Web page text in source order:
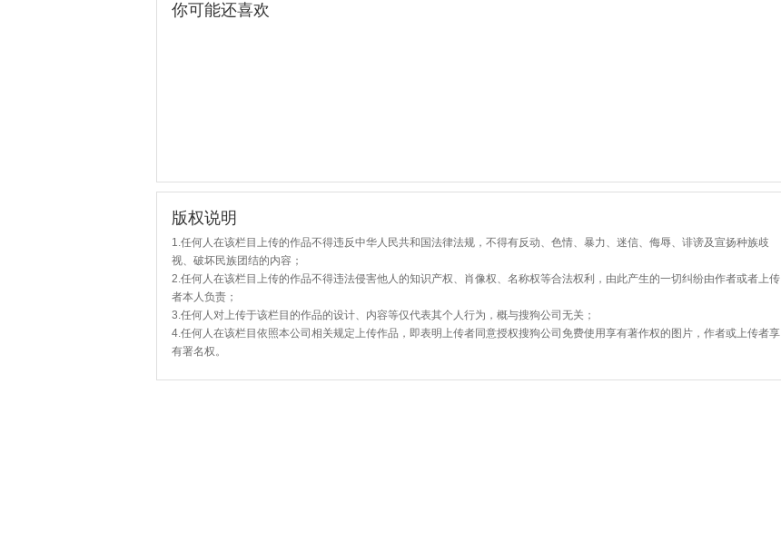
你可能还喜欢
版权说明
1.任何人在该栏目上传的作品不得违反中华人民共和国法律法规，不得有反动、色情、暴力、迷信、侮辱、诽谤及宣扬种族歧
视、破坏民族团结的内容；
2.任何人在该栏目上传的作品不得违法侵害他人的知识产权、肖像权、名称权等合法权利，由此产生的一切纠纷由作者或者上传
者本人负责；
3.任何人对上传于该栏目的作品的设计、内容等仅代表其个人行为，概与搜狗公司无关；
4.任何人在该栏目依照本公司相关规定上传作品，即表明上传者同意授权搜狗公司免费使用享有著作权的图片，作者或上传者享
有署名权。